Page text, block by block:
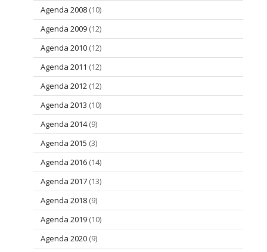
Agenda 2008 (10)
Agenda 2009 (12)
Agenda 2010 (12)
Agenda 2011 (12)
Agenda 2012 (12)
Agenda 2013 (10)
Agenda 2014(9)
Agenda 2015 (3)
Agenda 2016 (14)
Agenda 2017 (13)
Agenda 2018 (9)
Agenda 2019 (10)
Agenda 2020 (9)